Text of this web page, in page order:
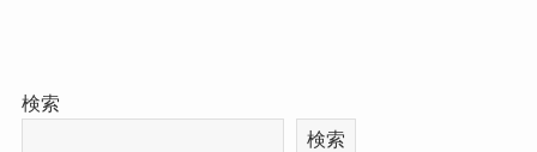
検索
検索